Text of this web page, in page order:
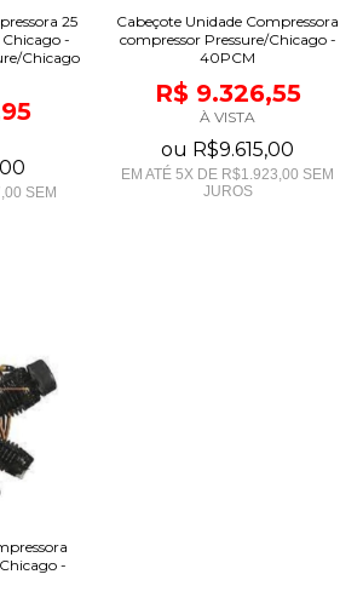
25
-
Chicago
SEM
Cabeçote Unidade Compressora
compressor Pressure/Chicago -
40PCM
R$ 9.326,55
À VISTA
ou R$9.615,00
EM ATÉ 5X DE R$1.923,00 SEM
JUROS
-